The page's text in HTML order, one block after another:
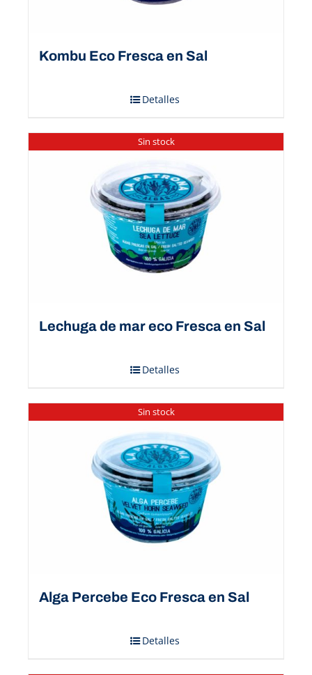
Kombu Eco Fresca en Sal
Detalles
Sin stock
Lechuga de mar eco Fresca en Sal
Detalles
Sin stock
Alga Percebe Eco Fresca en Sal
Detalles